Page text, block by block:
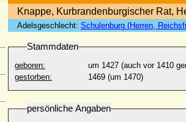
Knappe, Kurbrandenburgischer Rat,
Adelsgeschlecht: Schulenburg (Herren,
Stammdaten
geboren:
um 1427 (auch vor 1410
gestorben:
1469 (um 1470)
persönliche Angaben